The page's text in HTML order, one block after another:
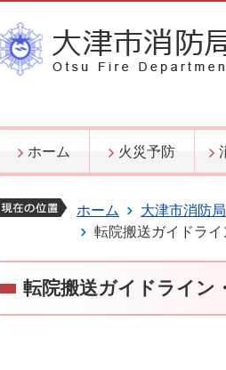
ホーム 火災予防
ホーム 大津市消防局
転院搬送ガイドラ
転院搬送ガイドライン